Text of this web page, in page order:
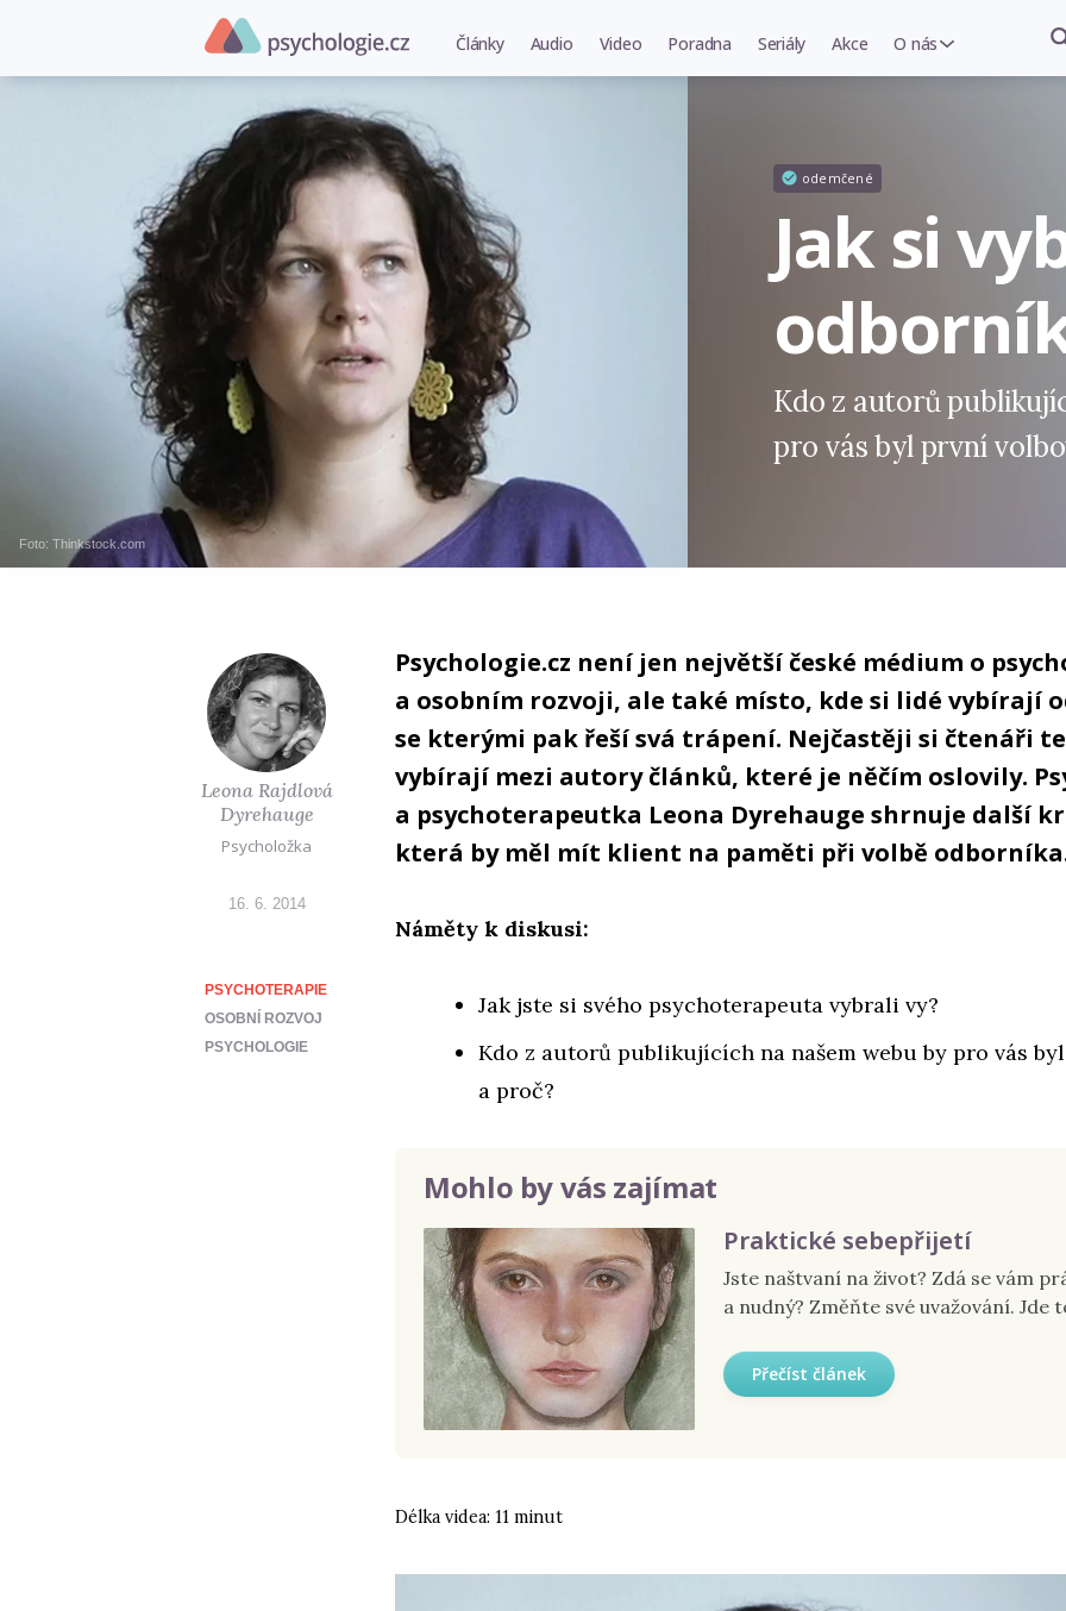
Články Audio Video Poradna Seriály Akce O nás
Foto: Thinkstock.com
odemčené
Jak si
Kdo z autorů
pro vás byl první
Leona Rajdlová
Dyrehauge
Psycholožka
16. 6. 2014
PSYCHOTERAPIE
OSOBNÍ ROZVOJ
PSYCHOLOGIE
Psychologie.cz není jen největší české médium o
a osobním rozvoji, ale také místo, kde si lidé vybírají
se kterými pak řeší svá trápení. Nejčastěji si čtenáři
vybírají mezi autory článků, které je něčím oslovily.
a psychoterapeutka Leona Dyrehauge shrnuje další
která by měl mít klient na paměti při volbě
Náměty k diskusi:
Jak jste si svého psychoterapeuta vybrali vy?
Kdo z autorů publikujících na našem webu by pro vás
a proč?
Mohlo by vás zajímat
Praktické sebepřijetí
Jste naštvaní na život? Zdá se vám
a nudný? Změňte své uvažování. Jde
Přečíst článek
Délka videa: 11 minut